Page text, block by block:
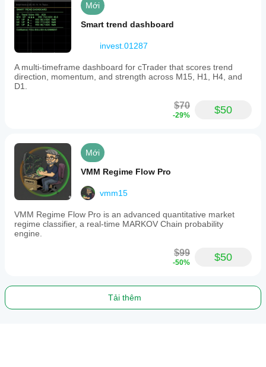
Mới
Smart trend dashboard
invest.01287
A multi-timeframe dashboard for cTrader that scores trend
direction, momentum, and strength across M15, H1, H4, and
D1.
$70
-29% $50
Mới
VMM Regime Flow Pro
vmm15
VMM Regime Flow Pro is an advanced quantitative market
regime classifier, a real-time MARKOV Chain probability
engine.
$99
-50% $50
Tải thêm